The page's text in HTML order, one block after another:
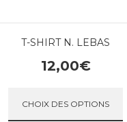
T-SHIRT N. LEBAS
12,00€
CHOIX DES OPTIONS